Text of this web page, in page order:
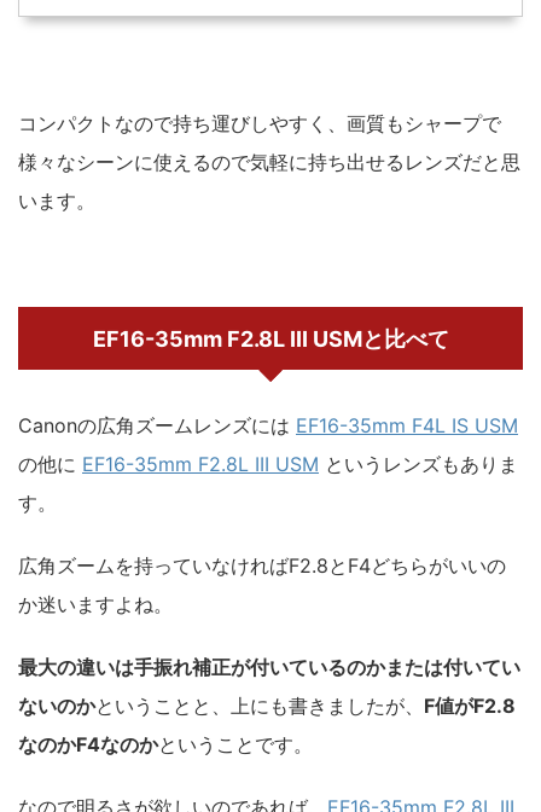
コンパクトなので持ち運びしやすく、画質もシャープで
様々なシーンに使えるので気軽に持ち出せるレンズだと思
います。
EF16-35mm F2.8L III USMと比べて
Canonの広角ズームレンズには EF16-35mm F4L IS USM
の他に EF16-35mm F2.8L III USM というレンズもありま
す。
広角ズームを持っていなければF2.8とF4どちらがいいの
か迷いますよね。
最大の違いは手振れ補正が付いているのかまたは付いてい
ないのかということと、上にも書きましたが、 F値がF2.8
なのかF4なのかということです。